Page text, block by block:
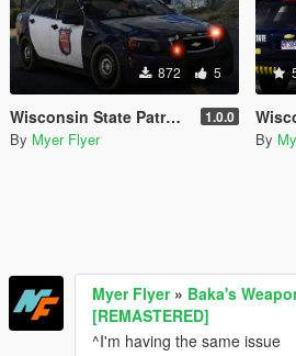
872 5
Wisconsin State Patrol Caprice 1.0.0
By Myer Flyer By
Myer Flyer» Baka's
[REMASTERED]
^I'm having the same issue